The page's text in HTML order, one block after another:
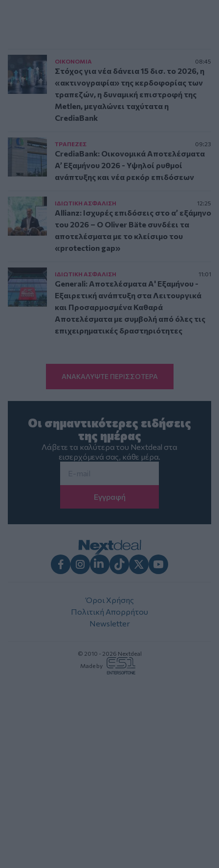
ΟΙΚΟΝΟΜΙΑ 08:45
Στόχος για νέα δάνεια 15 δισ. το 2026, η
«ακτινογραφία» της κερδοφορίας των
τραπεζών, η δυναμική επιστροφή της
Metlen, μεγαλώνει ταχύτατα η
CrediaBank
ΤΡAΠΕΖΕΣ 09:23
CrediaBank: Οικονομικά Αποτελέσματα
A’ Εξαμήνου 2026 - Υψηλοί ρυθμοί
ανάπτυξης και νέα ρεκόρ επιδόσεων
ΙΔΙΩΤΙΚΗ ΑΣΦAΛΙΣΗ 12:25
Allianz: Ισχυρές επιδόσεις στο α’ εξάμηνο
του 2026 – Ο Oliver Bäte συνδέει τα
αποτελέσματα με το κλείσιμο του
«protection gap»
ΙΔΙΩΤΙΚΗ ΑΣΦAΛΙΣΗ 11:01
Generali: Αποτελέσματα Α' Εξαμήνου -
Εξαιρετική ανάπτυξη στα Λειτουργικά
και Προσαρμοσμένα Καθαρά
Αποτελέσματα με συμβολή από όλες τις
επιχειρηματικές δραστηριότητες
ΑΝΑΚΑΛΥΨΤΕ ΠΕΡΙΣΣΟΤΕΡΑ
Οι σημαντικότερες ειδήσεις
της ημέρας
Λάβετε τα καλύτερα του Nextdeal στα
εισερχόμενά σας, κάθε μέρα.
Όροι Χρήσης
Πολιτική Απορρήτου
Newsletter
© 2010 - 2026 Nextdeal
Made by